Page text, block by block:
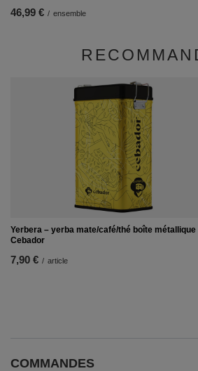
46,99 € / ensemble
Yerbera – yerba mate/café/thé boîte métallique
Cebador
7,90 € / article
COMMANDES